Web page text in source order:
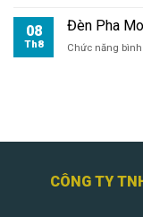
08
Th8
Đèn Pha
Chức năng
CÔNG TY